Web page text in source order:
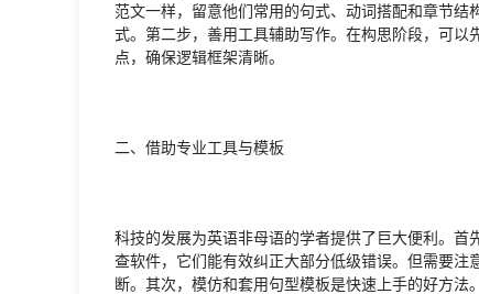
范文一样，留意他们常用的句式、动词搭配和章节
式。第二步，善用工具辅助写作。在构思阶段，可
点，确保逻辑框架清晰。
二、借助专业工具与模板
科技的发展为英语非母语的学者提供了巨大便利。
查软件，它们能有效纠正大部分低级错误。但需要注
断。其次，模仿和套用句型模板是快速上手的好方